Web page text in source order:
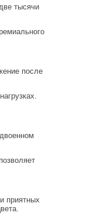
тысячи
после
приятных